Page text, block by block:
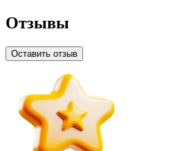
Отзывы
Оставить отзыв